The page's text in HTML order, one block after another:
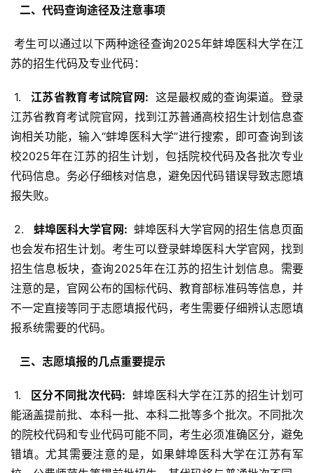
  二、代码查询途径及注意事项
考生可以通过以下两种途径查询2025年蚌埠医科大学在江
苏的招生代码及专业代码：
1.
  江苏省教育考试院官网:
这是最权威的查询渠道。登录
江苏省教育考试院官网，找到江苏普通高校招生计划信息查
询相关功能，输入“蚌埠医科大学”进行搜索，即可查询到该
校2025年在江苏的招生计划，包括院校代码及各批次专业
代码信息。务必仔细核对信息，避免因代码错误导致志愿填
报失败。
2.
  蚌埠医科大学官网:
蚌埠医科大学官网的招生信息页面
也会发布招生计划。考生可以登录蚌埠医科大学官网，找到
招生信息板块，查询2025年在江苏的招生计划信息。需要
注意的是，官网公布的国标代码、教育部标准码等信息，并
不一定直接等同于志愿填报代码，考生需要仔细辨认志愿填
报系统需要的代码。
  三、志愿填报的几点重要提示
1.
  区分不同批次代码:
蚌埠医科大学在江苏的招生计划可
能涵盖提前批、本科一批、本科二批等多个批次。不同批次
的院校代码和专业代码可能不同，考生必须准确区分，避免
错填。尤其需要注意的是，如果蚌埠医科大学在江苏有军